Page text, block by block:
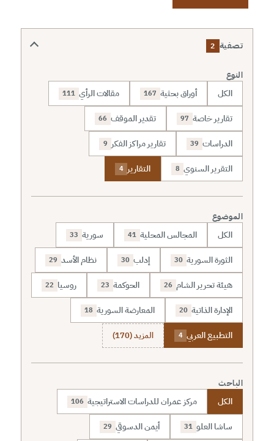
تصفية 2
النوع
الكل أوراق بحثية 167 مقالات الرأي 111
تقارير خاصة 97 تقدير الموقف 66
الدراسات 39 تقارير مراكز الفكر 9
التقرير السنوي 8 التقارير 4
الموضوع
الكل المجالس المحلية 41 سورية 33
الثورة السورية 30 إدلب 30 نظام الأسد 29
هيئة تحرير الشام 26 الحوكمة 23 روسيا 22
الإدارة الذاتية 20 المعارضة السورية 18
التطبيع العربي 4 المزيد (170)
الباحث
الكل مركز عمران للدراسات الاستراتيجية 106
ساشا العلو 31 أيمن الدسوقي 29